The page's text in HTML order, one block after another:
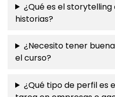
¿Qué es el
historias?
¿Necesito tener
el curso?
¿Qué tipo de perfil es